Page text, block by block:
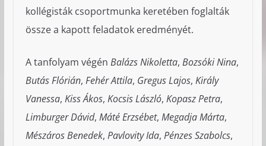
kollégisták csoportmunka keretében foglalták
össze a kapott feladatok eredményét.
A tanfolyam végén Balázs Nikoletta, Bozsóki Nina,
Butás Flórián, Fehér Attila, Gregus Lajos, Király
Vanessa, Kiss Ákos, Kocsis László, Kopasz Petra,
Limburger Dávid, Máté Erzsébet, Megadja Márta,
Mészáros Benedek, Pavlovity Ida, Pénzes Szabolcs,